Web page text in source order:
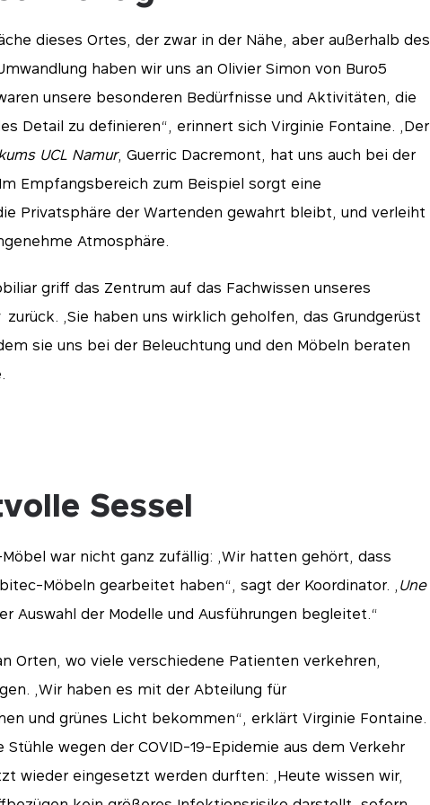
dieses Ortes, der zwar in der Nähe, aber außerhalb des
haben wir uns an Olivier Simon von Buro5
unsere besonderen Bedürfnisse und Aktivitäten, die
Detail zu definieren“, erinnert sich Virginie Fontaine. „Der
UCL Namur, Guerric Dacremont, hat uns auch bei der
Empfangsbereich zum Beispiel sorgt eine
Privatsphäre der Wartenden gewahrt bleibt, und verleiht
Atmosphäre.
griff das Zentrum auf das Fachwissen unseres
zurück. „Sie haben uns wirklich geholfen, das Grundgerüst
sie uns bei der Beleuchtung und den Möbeln beraten
Sessel
war nicht ganz zufällig: „Wir hatten gehört, dass
Möbeln gearbeitet haben“, sagt der Koordinator. „ Une
Auswahl der Modelle und Ausführungen begleitet.“
Orten, wo viele verschiedene Patienten verkehren,
„Wir haben es mit der Abteilung für
und grünes Licht bekommen“, erklärt Virginie Fontaine.
wegen der COVID-19-Epidemie aus dem Verkehr
wieder eingesetzt werden durften: „Heute wissen wir,